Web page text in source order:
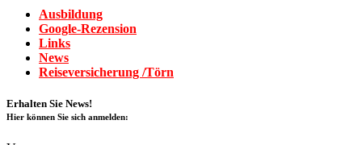
Ausbildung
Google-Rezension
Links
News
Reiseversicherung /Törn
Erhalten Sie News!
Hier können Sie sich anmelden: